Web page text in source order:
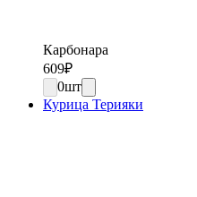
Карбонара
609₽
0шт
Курица Терияки